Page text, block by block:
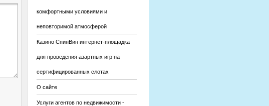
комфортными условиями и
неповторимой атмосферой
Казино СпинВин интернет-площадка
для проведения азартных игр на
сертифицированных слотах
О сайте
Услуги агентов по недвижимости -